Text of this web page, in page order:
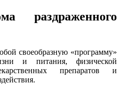
раздраженного
своеобразную «программу»
и питания, физической
препаратов и